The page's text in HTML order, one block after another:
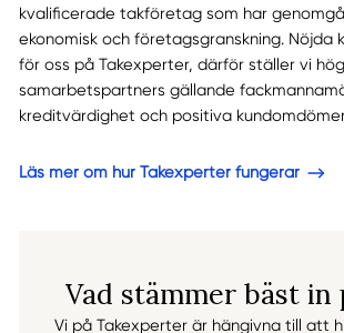
kvalificerade takföretag som har
ekonomisk och företagsgranskning. Nöjda
för oss på Takexperter, därför ställer vi
samarbetspartners gällande
kreditvärdighet och positiva
Läs mer om hur Takexperter fungerar
Vad stämmer bäst in
Vi på Takexperter är hängivna till att